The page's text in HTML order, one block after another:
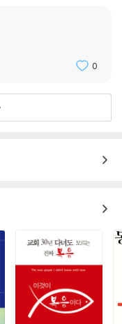
것이다. 그분은 하나님 나
위험을 무릅쓰고 들을 귀
되는 것은 볼 수 있지만 길
지 않다는 것이다. 크리스
보?)하든지, 아니면 혁명
수 있겠다는 소망으로 이
불러올 희망과 동기 부여
심코 발전시킨 제한된 이
디어를 제시한다. 이 미래
, 세계 선교에 대해 신약에
않고 그저 멋지게 선반에
온다』는 2003년 나를 비
이에게 중추적인 책이었
자와 독자를 선교적 대화
는 이 획기적인 본문을 당
0